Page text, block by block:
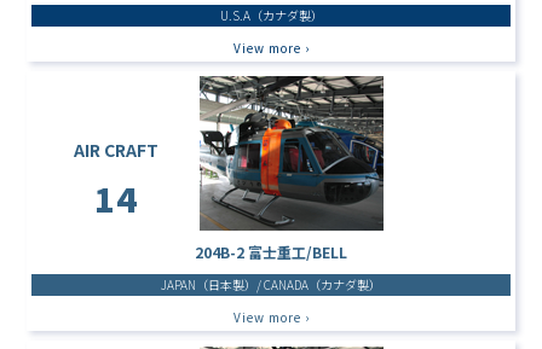
U.S.A（カナダ製）
View more ›
AIR CRAFT
14
204B-2 富士重工/BELL
JAPAN（日本製）/ CANADA（カナダ製）
View more ›